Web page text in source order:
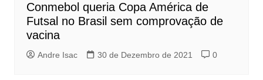
Conmebol queria Copa América de
Futsal no Brasil sem comprovação de
vacina
Andre Isac 30 de Dezembro de 2021 0